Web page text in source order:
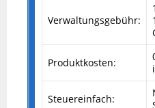
Verwaltungsgebühr:
Produktkosten:
Steuereinfach: